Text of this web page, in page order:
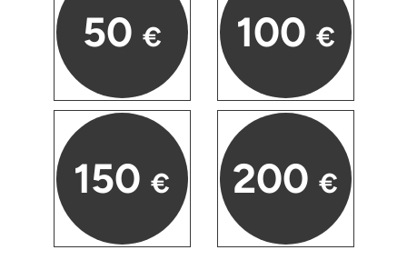
50 €
150 €
100 €
200 €
Erlangen
Flensburg
Frankfurt am Main
Freiberg